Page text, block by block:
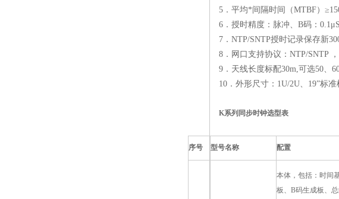
5．平均*间隔时间（MTBF）
6．授时精度：脉冲、B码：
7．NTP/SNTP授时记录保存新
8．网口支持协议：NTP/SNTP
9．天线长度标配30m,可选50、
10．外形尺寸：1U/2U、19”标准
K系列同步时钟选型表
序号 型号名称 配置
本体，包括：时间
板、B码生成板、